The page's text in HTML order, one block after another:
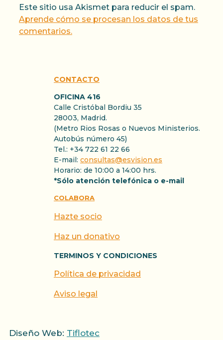
Este sitio usa Akismet para reducir el spam.
Aprende cómo se procesan los datos de tus
comentarios.
CONTACTO
OFICINA 416
Calle Cristóbal Bordiu 35
28003, Madrid.
(Metro Rios Rosas o Nuevos Ministerios.
Autobús número 45)
Tel.: +34 722 61 22 66
E-mail: consultas@esvision.es
Horario: de 10:00 a 14:00 hrs.
*Sólo atención telefónica o e-mail
COLABORA
Hazte socio
Haz un donativo
TERMINOS Y CONDICIONES
Política de privacidad
Aviso legal
Diseño Web: Tiflotec